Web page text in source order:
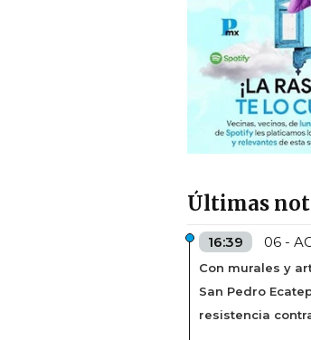
Últimas
16:39 06 -
Con murales y
San Pedro
resistencia